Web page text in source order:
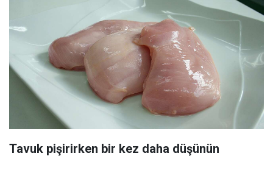
Tavuk pişirirken bir kez daha düşünün